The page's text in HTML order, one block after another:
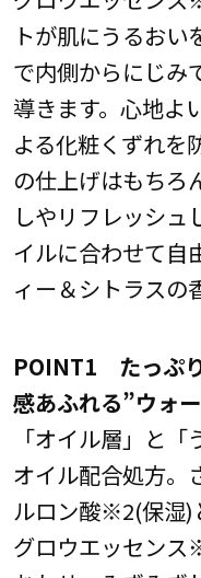
トが肌にうるおい
で内側からにじみ
導きます。心地よ
よる化粧くずれを
の仕上げはもちろ
しやリフレッシュ
イルに合わせて自
ィー＆シトラスの
POINT1 たっぷ
感あふれる”ウォ
「オイル層」と
オイル配合処方。
ルロン酸※2(保湿)
グロウエッセン